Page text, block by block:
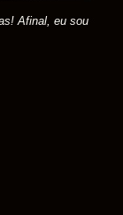
Afinal, eu sou